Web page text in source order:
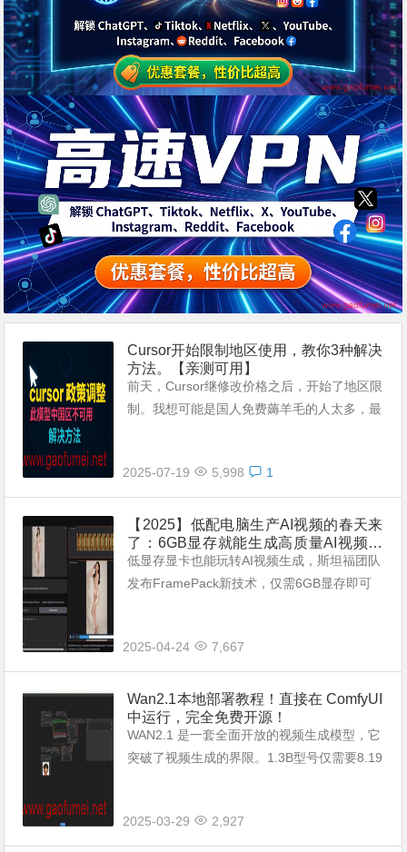
Cursor开始限制地区使用，教你3种解决
方法。【亲测可用】
前天，Cursor继修改价格之后，开始了地区限
制。我想可能是国人免费薅羊毛的人太多，最
2025-07-19
5,998 1
【2025】低配电脑生产AI视频的春天来
了：6GB显存就能生成高质量AI视频，
完全免费，本地生成！
低显存显卡也能玩转AI视频生成，斯坦福团队
发布FramePack新技术，仅需6GB显存即可
2025-04-24
7,667
Wan2.1本地部署教程！直接在 ComfyUI
中运行，完全免费开源！
WAN2.1 是一套全面开放的视频生成模型，它
突破了视频生成的界限。1.3B型号仅需要8.19
成5秒的480...
2025-03-29 2,927